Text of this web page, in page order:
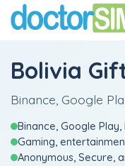
Bolivia
Binance, Google
Binance, Google
Gaming,
Anonymous, Secure,